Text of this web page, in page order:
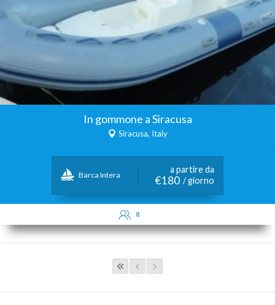
In gommone a Siracusa
Siracusa, Italy
Barca Intera
a partire da
€180 / giorno
8